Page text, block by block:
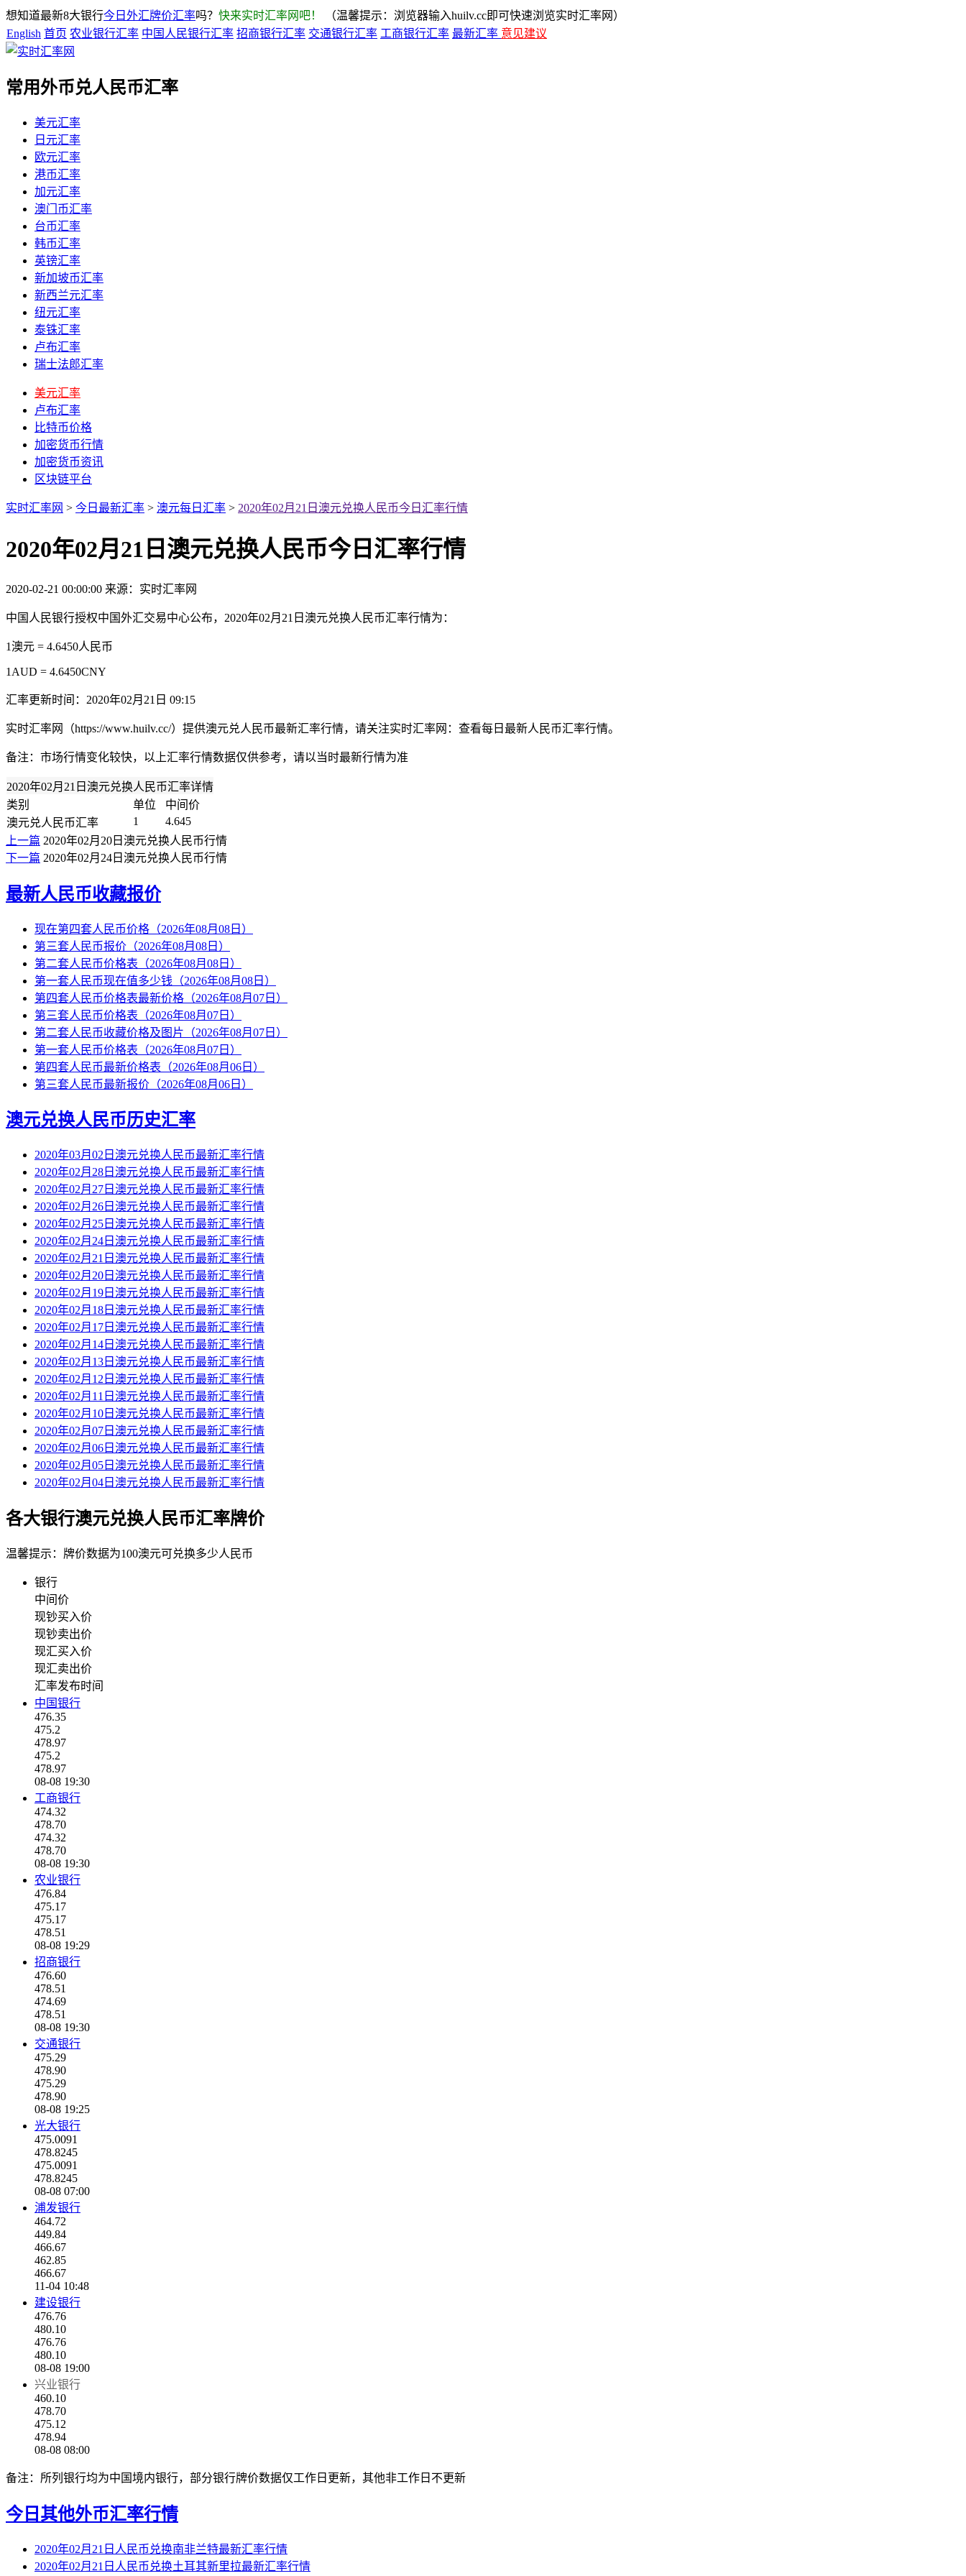
想知道最新8大银行今日外汇牌价汇率吗？ 快来实时汇率网吧！
（温馨提示：浏览器输入huilv.cc即可快速浏览实时汇率网）
English 首页 农业银行汇率 中国人民银行汇率 招商银行汇率 交通银行汇率 工商银行汇率 最新汇率 意见建议
常用外币兑人民币汇率
美元汇率
日元汇率
欧元汇率
港币汇率
加元汇率
澳门币汇率
台币汇率
韩币汇率
英镑汇率
新加坡币汇率
新西兰元汇率
纽元汇率
泰铢汇率
卢布汇率
瑞士法郎汇率
美元汇率
卢布汇率
比特币价格
加密货币行情
加密货币资讯
区块链平台
实时汇率网 > 今日最新汇率 > 澳元每日汇率 > 2020年02月21日澳元兑换人民币今日汇率行情
2020年02月21日澳元兑换人民币今日汇率行情
2020-02-21 00:00:00 来源：实时汇率网
中国人民银行授权中国外汇交易中心公布，2020年02月21日澳元兑换人民币汇率行情为：
1澳元 = 4.6450人民币
1AUD = 4.6450CNY
汇率更新时间：2020年02月21日 09:15
实时汇率网（https://www.huilv.cc/）提供澳元兑人民币最新汇率行情，请关注实时汇率网：查看每日最新人民币汇率行情。
备注：市场行情变化较快，以上汇率行情数据仅供参考，请以当时最新行情为准
2020年02月21日澳元兑换人民币汇率详情
类别
单位
中间价
澳元兑人民币汇率
1
4.645
上一篇 2020年02月20日澳元兑换人民币行情
下一篇 2020年02月24日澳元兑换人民币行情
最新人民币收藏报价
现在第四套人民币价格（2026年08月08日）
第三套人民币报价（2026年08月08日）
第二套人民币价格表（2026年08月08日）
第一套人民币现在值多少钱（2026年08月08日）
第四套人民币价格表最新价格（2026年08月07日）
第三套人民币价格表（2026年08月07日）
第二套人民币收藏价格及图片（2026年08月07日）
第一套人民币价格表（2026年08月07日）
第四套人民币最新价格表（2026年08月06日）
第三套人民币最新报价（2026年08月06日）
澳元兑换人民币历史汇率
2020年03月02日澳元兑换人民币最新汇率行情
2020年02月28日澳元兑换人民币最新汇率行情
2020年02月27日澳元兑换人民币最新汇率行情
2020年02月26日澳元兑换人民币最新汇率行情
2020年02月25日澳元兑换人民币最新汇率行情
2020年02月24日澳元兑换人民币最新汇率行情
2020年02月21日澳元兑换人民币最新汇率行情
2020年02月20日澳元兑换人民币最新汇率行情
2020年02月19日澳元兑换人民币最新汇率行情
2020年02月18日澳元兑换人民币最新汇率行情
2020年02月17日澳元兑换人民币最新汇率行情
2020年02月14日澳元兑换人民币最新汇率行情
2020年02月13日澳元兑换人民币最新汇率行情
2020年02月12日澳元兑换人民币最新汇率行情
2020年02月11日澳元兑换人民币最新汇率行情
2020年02月10日澳元兑换人民币最新汇率行情
2020年02月07日澳元兑换人民币最新汇率行情
2020年02月06日澳元兑换人民币最新汇率行情
2020年02月05日澳元兑换人民币最新汇率行情
2020年02月04日澳元兑换人民币最新汇率行情
各大银行澳元兑换人民币汇率牌价
温馨提示：牌价数据为100澳元可兑换多少人民币
银行
中间价
现钞买入价
现钞卖出价
现汇买入价
现汇卖出价
汇率发布时间
中国银行
476.35
475.2
478.97
475.2
478.97
08-08 19:30
工商银行
474.32
478.70
474.32
478.70
08-08 19:30
农业银行
476.84
475.17
475.17
478.51
08-08 19:29
招商银行
476.60
478.51
474.69
478.51
08-08 19:30
交通银行
475.29
478.90
475.29
478.90
08-08 19:25
光大银行
475.0091
478.8245
475.0091
478.8245
08-08 07:00
浦发银行
464.72
449.84
466.67
462.85
466.67
11-04 10:48
建设银行
476.76
480.10
476.76
480.10
08-08 19:00
兴业银行
460.10
478.70
475.12
478.94
08-08 08:00
备注：所列银行均为中国境内银行，部分银行牌价数据仅工作日更新，其他非工作日不更新
今日其他外币汇率行情
2020年02月21日人民币兑换南非兰特最新汇率行情
2020年02月21日人民币兑换土耳其新里拉最新汇率行情